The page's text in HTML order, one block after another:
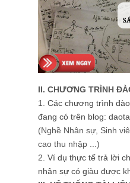
II. CHƯƠNG TRÌNH
1. Các chương trình
đang có trên blog:
(Nghề Nhân sự, Sinh
cao thu nhập ...)
2. Ví dụ thực tế trả lời
nhân sự có giàu được